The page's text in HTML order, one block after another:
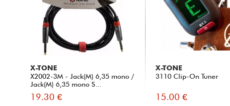
X-TONE
X2002-3M - Jack(M) 6,35 mono /
Jack(M) 6,35 mono S...
19.30 €
X-TONE
3110 Clip-On Tuner
15.00 €